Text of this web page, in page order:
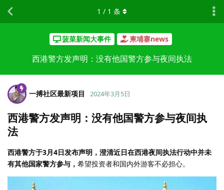
菠菜新闻大事件 柬埔寨news
西港警方发声明：没有他国警方参与夜间执法
1 / 1 条
一搏社区最新项目 2024年3月5日
西港警方发声明：没有他国警方参与夜间执
法
西港警方于3月4日发布声明，澄清近日在西港夜间执法行动中并未
有其他国家警方参与， 希望投资者和国内外游客不必担心。